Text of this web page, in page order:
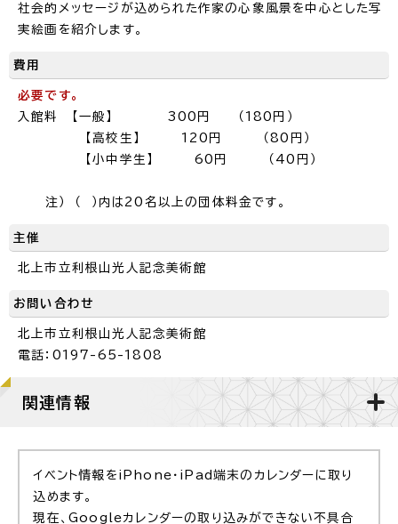
社会的メッセージが込められた作家の心象風景を中心とした写
実絵画を紹介します。
費用
必要です。
入館料 【一般】 300円 （180円）
【高校生】 120円 （80円）
【小中学生】 60円 （40円）
注） （ ）内は20名以上の団体料金です。
主催
北上市立利根山光人記念美術館
お問い合わせ
北上市立利根山光人記念美術館
電話：0197-65-1808
関連情報
イベント情報をiPhone・iPad端末のカレンダーに取り
込めます。
現在、Googleカレンダーの取り込みができない不具合